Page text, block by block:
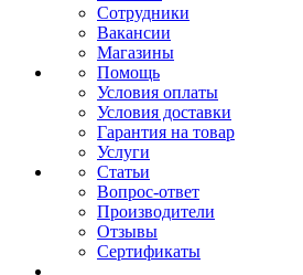
Сотрудники
Вакансии
Магазины
Помощь
Условия оплаты
Условия доставки
Гарантия на товар
Услуги
Статьи
Вопрос-ответ
Производители
Отзывы
Сертификаты